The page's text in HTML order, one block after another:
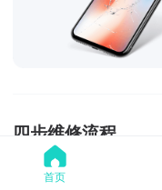
四步维修流程
首页